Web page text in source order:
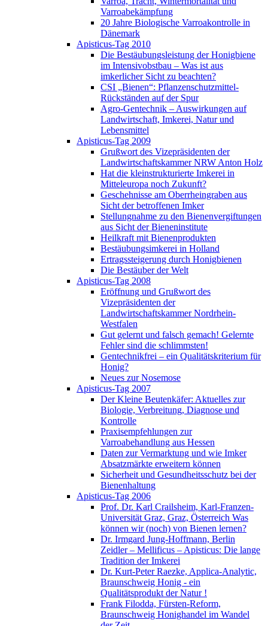
Varroabekämpfung
20 Jahre Biologische Varroakontrolle in
Dänemark
Apisticus-Tag 2010
Die Bestäubungsleistung der Honigbiene
im Intensivobstbau – Was ist aus
imkerlicher Sicht zu beachten?
CSI „Bienen“: Pflanzenschutzmittel-
Rückständen auf der Spur
Agro-Gentechnik – Auswirkungen auf
Landwirtschaft, Imkerei, Natur und
Lebensmittel
Apisticus-Tag 2009
Grußwort des Vizepräsidenten der
Landwirtschaftskammer NRW Anton Holz
Hat die kleinstrukturierte Imkerei in
Mitteleuropa noch Zukunft?
Geschehnisse am Oberrheingraben aus
Sicht der betroffenen Imker
Stellungnahme zu den Bienenvergiftungen
aus Sicht der Bieneninstitute
Heilkraft mit Bienenprodukten
Bestäubungsimkerei in Holland
Ertragssteigerung durch Honigbienen
Die Bestäuber der Welt
Apisticus-Tag 2008
Eröffnung und Grußwort des
Vizepräsidenten der
Landwirtschaftskammer Nordrhein-
Westfalen
Gut gelernt und falsch gemach! Gelernte
Fehler sind die schlimmsten!
Gentechnikfrei – ein Qualitätskriterium für
Honig?
Neues zur Nosemose
Apisticus-Tag 2007
Der Kleine Beutenkäfer: Aktuelles zur
Biologie, Verbreitung, Diagnose und
Kontrolle
Praxisempfehlungen zur
Varroabehandlung aus Hessen
Daten zur Vermarktung und wie Imker
Absatzmärkte erweitern können
Sicherheit und Gesundheitsschutz bei der
Bienenhaltung
Apisticus-Tag 2006
Prof. Dr. Karl Crailsheim, Karl-Franzen-
Universität Graz, Graz, Österreich Was
können wir (noch) von Bienen lernen?
Dr. Irmgard Jung-Hoffmann, Berlin
Zeidler – Mellificus – Apisticus: Die lange
Tradition der Imkerei
Dr. Kurt-Peter Raezke, Applica-Analytic,
Braunschweig Honig - ein
Qualitätsprodukt der Natur !
Frank Filodda, Fürsten-Reform,
Braunschweig Honighandel im Wandel